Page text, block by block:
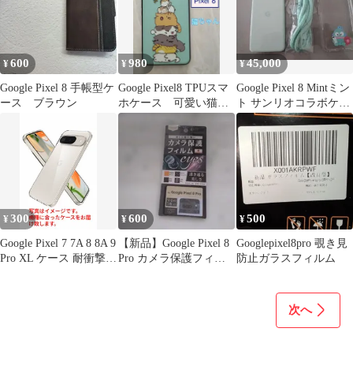
セル8a 手帳 カバー マ
グネット レザー Google
Pixel 8a
¥600
Google Pixel 8 手帳型ケ
ース ブラウン
¥980
Google Pixel8 TPUスマ
ホケース 可愛い猫ち
ゃん
¥45,000
Google Pixel 8 Mintミン
ト サンリオコラボケー
ス・ストラップ
¥300
Google Pixel 7 7A 8 8A 9
Pro XL ケース 耐衝撃
¥600
【新品】Google Pixel 8
Pro カメラ保護フィル
¥500
Googlepixel8pro 覗き見
防止ガラスフィルム
次へ